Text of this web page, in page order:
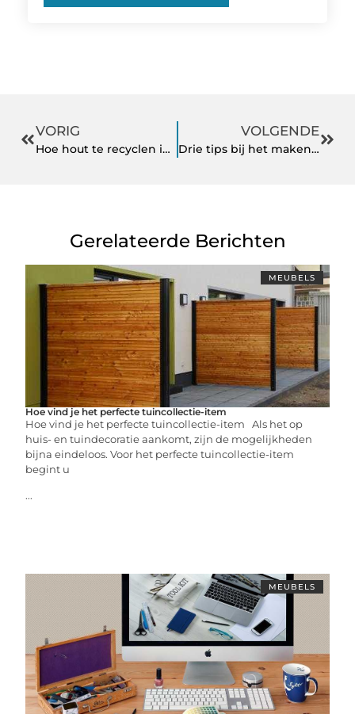
VORIG
Hoe hout te recyclen in uw tuin: Ideeën over hoe je een luifel kan maken
VOLGENDE
Drie tips bij het maken van een ondernemersplan
Gerelateerde Berichten
MEUBELS
Hoe vind je het perfecte tuincollectie-item
Hoe vind je het perfecte tuincollectie-item Als het op
huis- en tuindecoratie aankomt, zijn de mogelijkheden
bijna eindeloos. Voor het perfecte tuincollectie-item
begint u
...
MEUBELS